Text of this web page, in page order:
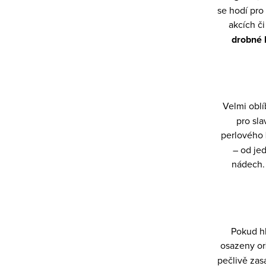
p
se hodí
akcích
drobné
Velmi
pro
perlového
– od
Pokud
osazeny
pečlivě